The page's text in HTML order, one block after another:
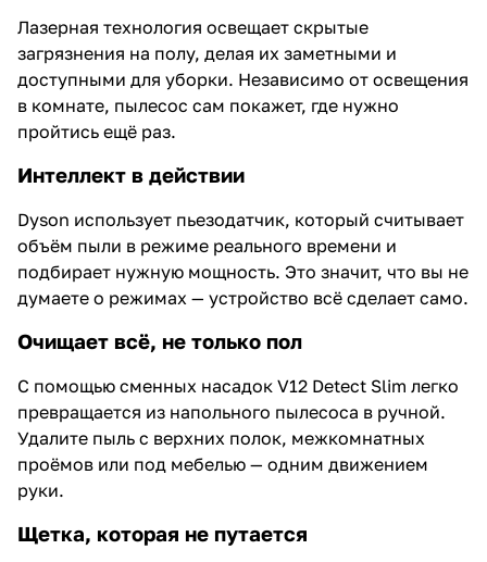
Лазерная технология освещает скрытые
загрязнения на полу, делая их заметными и
доступными для уборки. Независимо от освещения
в комнате, пылесос сам покажет, где нужно
пройтись ещё раз.
Интеллект в действии
Dyson использует пьезодатчик, который считывает
объём пыли в режиме реального времени и
подбирает нужную мощность. Это значит, что вы не
думаете о режимах — устройство всё сделает само.
Очищает всё, не только пол
С помощью сменных насадок V12 Detect Slim легко
превращается из напольного пылесоса в ручной.
Удалите пыль с верхних полок, межкомнатных
проёмов или под мебелью — одним движением
руки.
Щетка, которая не путается